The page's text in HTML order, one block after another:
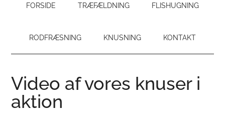
FORSIDE TRÆFÆLDNING FLISHUGNING
RODFRÆSNING KNUSNING KONTAKT
Video af vores knuser i
aktion